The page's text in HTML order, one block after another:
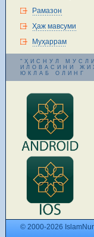
Рамазон
Ҳаж мавсуми
Муҳаррам
"ҲИСНУЛ
ИЛОВАСИНИ
ЮКЛАБ ОЛИНГ
© 2000-2026